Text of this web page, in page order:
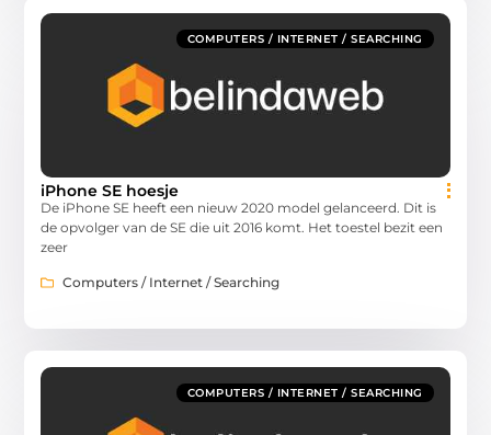
COMPUTERS / INTERNET / SEARCHING
iPhone SE hoesje
De iPhone SE heeft een nieuw 2020 model gelanceerd. Dit is
de opvolger van de SE die uit 2016 komt. Het toestel bezit een
zeer
Computers / Internet / Searching
COMPUTERS / INTERNET / SEARCHING